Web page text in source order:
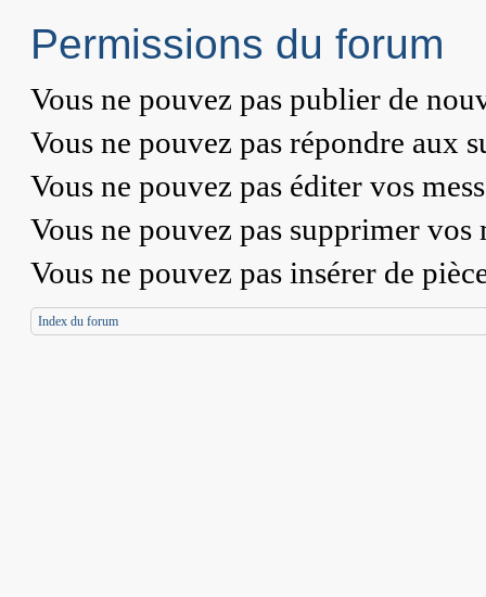
Permissions du forum
Vous ne pouvez pas publier de
Vous ne pouvez pas répondre aux
Vous ne pouvez pas éditer vos
Vous ne pouvez pas supprimer vos
Vous ne pouvez pas insérer de
Index du forum